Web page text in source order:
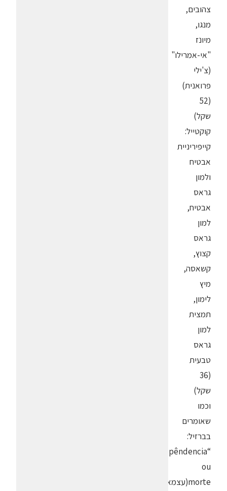
צהובים,
מנגו,
מיונז
"אי-אמרילו"
(צ'ילי
פרואנית)
(52
שקל)
קוקטייל:
קייפיריניית
אבטיח
ולמון
גראס
אבטיח,
למון
גראס
קצוץ,
קשאסה,
מיץ
לימון,
תמצית
למון
גראס
טבעית
(36
שקל)
וכמו
שאומרים
בברזיל:
“Indepêndencia
ou
morte(עצמאות